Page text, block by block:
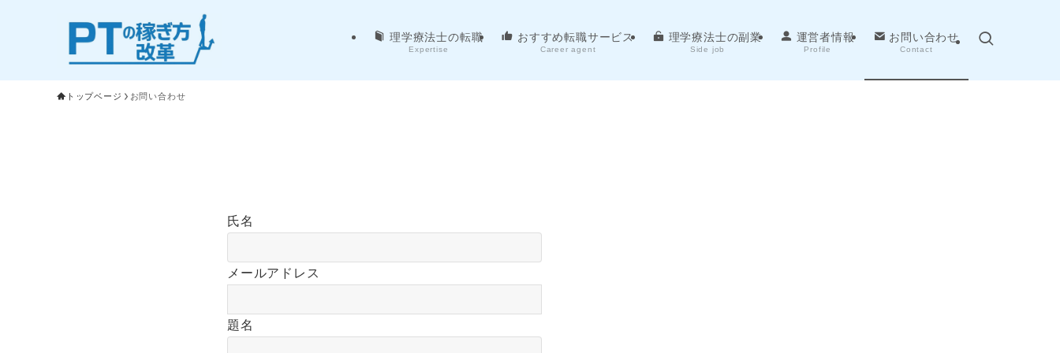
理学療法士の転職
Expertise
おすすめ転職サービス
Career agent
理学療法士の副業
Side job
運営者情報
Profile
お問い合わせ
Contact
トップベージ お問い合わせ
氏名
メールアドレス
題名